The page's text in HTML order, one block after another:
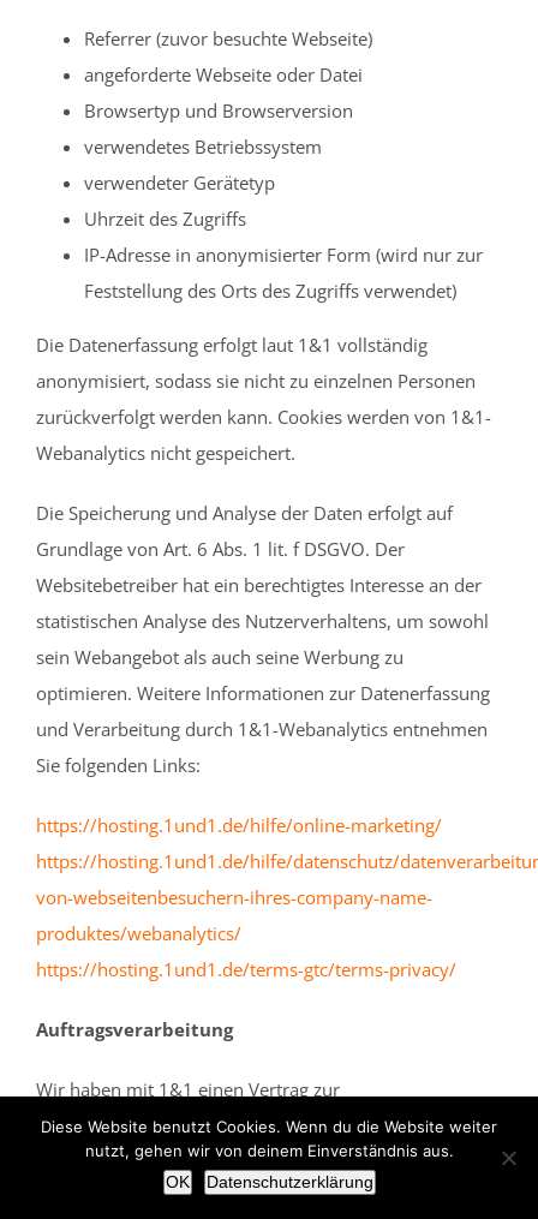
Referrer (zuvor besuchte Webseite)
angeforderte Webseite oder Datei
Browsertyp und Browserversion
verwendetes Betriebssystem
verwendeter Gerätetyp
Uhrzeit des Zugriffs
IP-Adresse in anonymisierter Form (wird nur zur
Feststellung des Orts des Zugriffs verwendet)
Die Datenerfassung erfolgt laut 1&1 vollständig
anonymisiert, sodass sie nicht zu einzelnen Personen
zurückverfolgt werden kann. Cookies werden von 1&1-
Webanalytics nicht gespeichert.
Die Speicherung und Analyse der Daten erfolgt auf
Grundlage von Art. 6 Abs. 1 lit. f DSGVO. Der
Websitebetreiber hat ein berechtigtes Interesse an der
statistischen Analyse des Nutzerverhaltens, um sowohl
sein Webangebot als auch seine Werbung zu
optimieren. Weitere Informationen zur Datenerfassung
und Verarbeitung durch 1&1-Webanalytics entnehmen
Sie folgenden Links:
https://hosting.1und1.de/hilfe/online-marketing/
https://hosting.1und1.de/hilfe/datenschutz/
von-webseitenbesuchern-ihres-company-name-
produktes/webanalytics/
https://hosting.1und1.de/terms-gtc/terms-privacy/
Auftragsverarbeitung
Wir haben mit 1&1 einen Vertrag zur
Auftragsverarbeitung abgeschlossen. Dieser Vertrag soll
den datenschutzkonformen Umgang mit Ihren
personenbezogenen Daten durch 1&1 sicherstellen.
Diese Website benutzt Cookies. Wenn du die Website weiter
nutzt, gehen wir von deinem Einverständnis aus.
OK
Datenschutzerklärung